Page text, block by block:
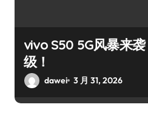
vivo S50 5G风暴来
级！
dawei 3 月 31, 2026